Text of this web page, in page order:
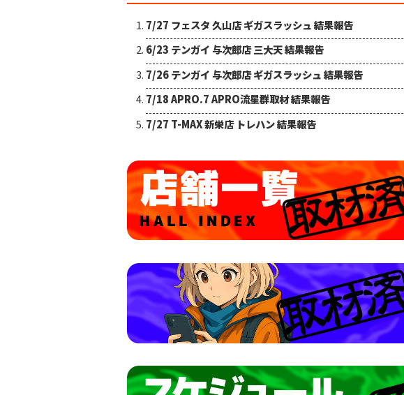
7/27 フェスタ 久山店 ギガスラッシュ 結果報告
6/23 テンガイ 与次郎店 三大天 結果報告
7/26 テンガイ 与次郎店 ギガスラッシュ 結果報告
7/18 APRO.7 APRO流星群取材 結果報告
7/27 T-MAX 新栄店 トレハン 結果報告